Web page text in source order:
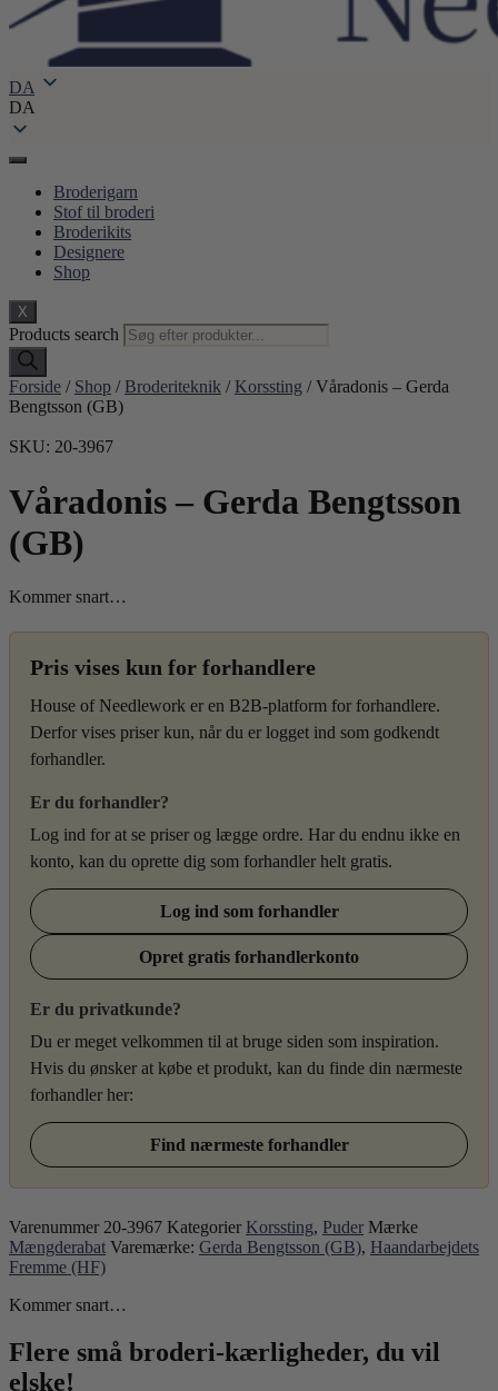
DA
DA
Broderigarn
Stof til broderi
Broderikits
Designere
Shop
X
Products search
Forside / Shop / Broderiteknik / Korssting / Våradonis – Gerda
Bengtsson (GB)
SKU: 20-3967
Våradonis – Gerda Bengtsson
(GB)
Kommer snart…
Pris vises kun for forhandlere
House of Needlework er en B2B-platform for forhandlere.
Derfor vises priser kun, når du er logget ind som godkendt
forhandler.
Er du forhandler?
Log ind for at se priser og lægge ordre. Har du endnu ikke en
konto, kan du oprette dig som forhandler helt gratis.
Log ind som forhandler
Opret gratis forhandlerkonto
Er du privatkunde?
Du er meget velkommen til at bruge siden som inspiration.
Hvis du ønsker at købe et produkt, kan du finde din nærmeste
forhandler her:
Find nærmeste forhandler
Varenummer 20-3967 Kategorier Korssting, Puder Mærke
Mængderabat Varemærke: Gerda Bengtsson (GB), Haandarbejdets
Fremme (HF)
Kommer snart…
Flere små broderi-kærligheder, du vil
elske!